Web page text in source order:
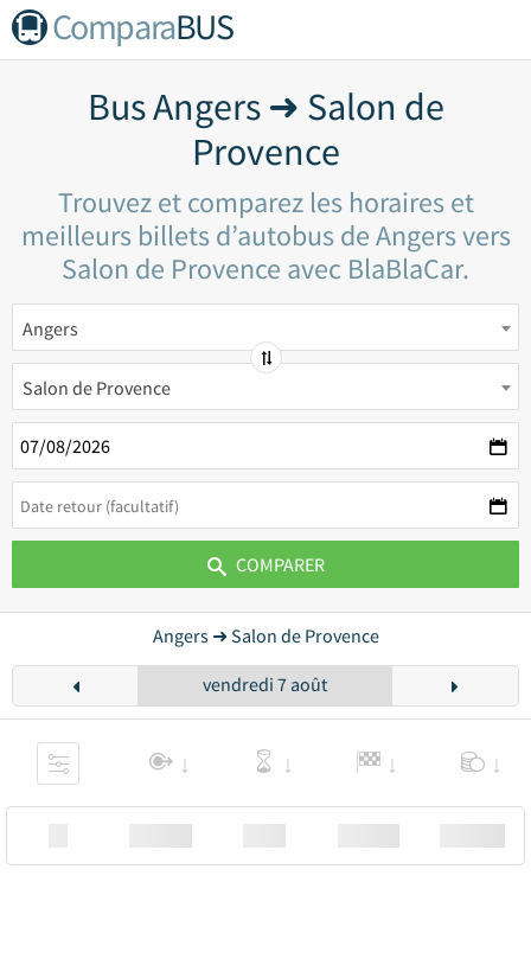
ComparaBUS
Bus Angers ➜ Salon de
Provence
Trouvez et comparez les horaires et
meilleurs billets d’autobus de Angers vers
Salon de Provence avec BlaBlaCar.
Angers
Salon de Provence
COMPARER
Angers ➜ Salon de Provence
vendredi 7 août